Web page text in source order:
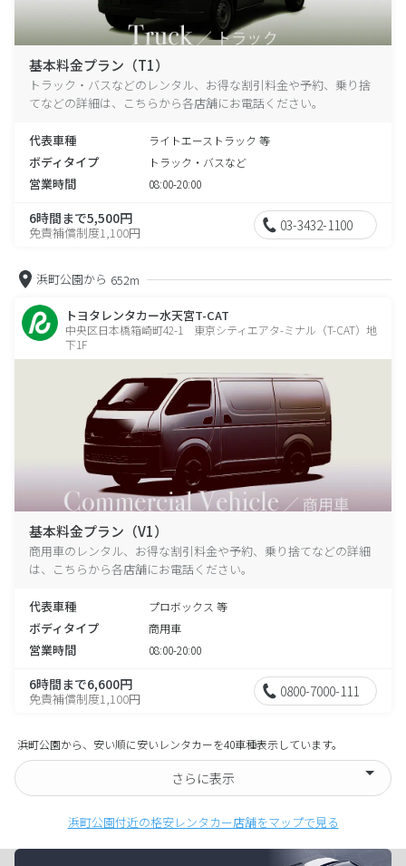
基本料金プラン（T1）
トラック・バスなどのレンタル、お得な割引料金や予約、乗り捨
てなどの詳細は、こちらから各店舗にお電話ください。
代表車種 ライトエーストラック 等
ボディタイプ トラック・バスなど
営業時間 08:00-20:00
6時間まで5,500円
免責補償制度1,100円 03-3432-1100
浜町公園から 652m
トヨタレンタカー水天宮T-CAT
中央区日本橋箱崎町42-1 東京シティエアタ-ミナル（T-CAT）地
下1F
基本料金プラン（V1）
商用車のレンタル、お得な割引料金や予約、乗り捨てなどの詳細
は、こちらから各店舗にお電話ください。
代表車種 プロボックス 等
ボディタイプ 商用車
営業時間 08:00-20:00
6時間まで6,600円
免責補償制度1,100円 0800-7000-111
浜町公園から、安い順に安いレンタカーを40車種表示しています。
さらに表示
浜町公園付近の格安レンタカー店舗をマップで見る